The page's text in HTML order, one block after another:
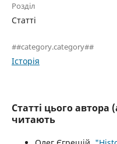
Розділ
Статті
##category.category##
Історія
Статті цього автора
читають